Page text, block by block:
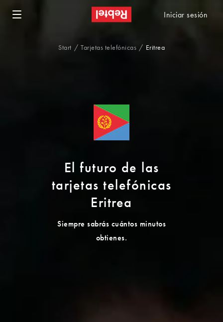
Start Tarjetas telefónicas Eritrea
Iniciar sesión
El futuro de las
tarjetas telefónicas
Eritrea
Siempre sabrás cuántos minutos
obtienes.